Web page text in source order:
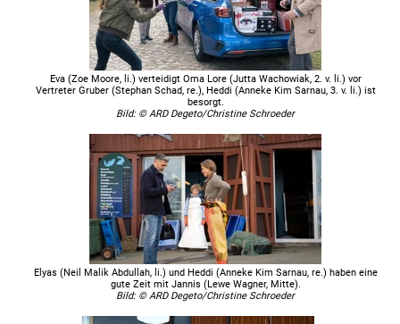
Eva (Zoe Moore, li.) verteidigt Oma Lore (Jutta Wachowiak, 2. v. li.) vor
Vertreter Gruber (Stephan Schad, re.), Heddi (Anneke Kim Sarnau, 3. v. li.) ist
besorgt.
Bild: © ARD Degeto/Christine Schroeder
Elyas (Neil Malik Abdullah, li.) und Heddi (Anneke Kim Sarnau, re.) haben eine
gute Zeit mit Jannis (Lewe Wagner, Mitte).
Bild: © ARD Degeto/Christine Schroeder